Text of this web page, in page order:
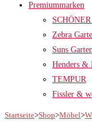
Premiummarken
Zebra
Suns
Henders &
TEMPUR
Fissler &
Startseite>Shop>Möbel>